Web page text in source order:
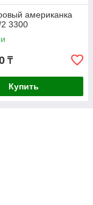
американка
3300
₸
Купить